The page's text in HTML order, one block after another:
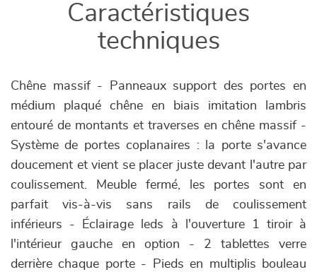
Caractéristiques
techniques
Chêne massif - Panneaux support des portes en
médium plaqué chêne en biais imitation lambris
entouré de montants et traverses en chêne massif -
Système de portes coplanaires : la porte s'avance
doucement et vient se placer juste devant l'autre par
coulissement. Meuble fermé, les portes sont en
parfait vis-à-vis sans rails de coulissement
inférieurs - Éclairage leds à l'ouverture 1 tiroir à
l'intérieur gauche en option - 2 tablettes verre
derrière chaque porte - Pieds en multiplis bouleau